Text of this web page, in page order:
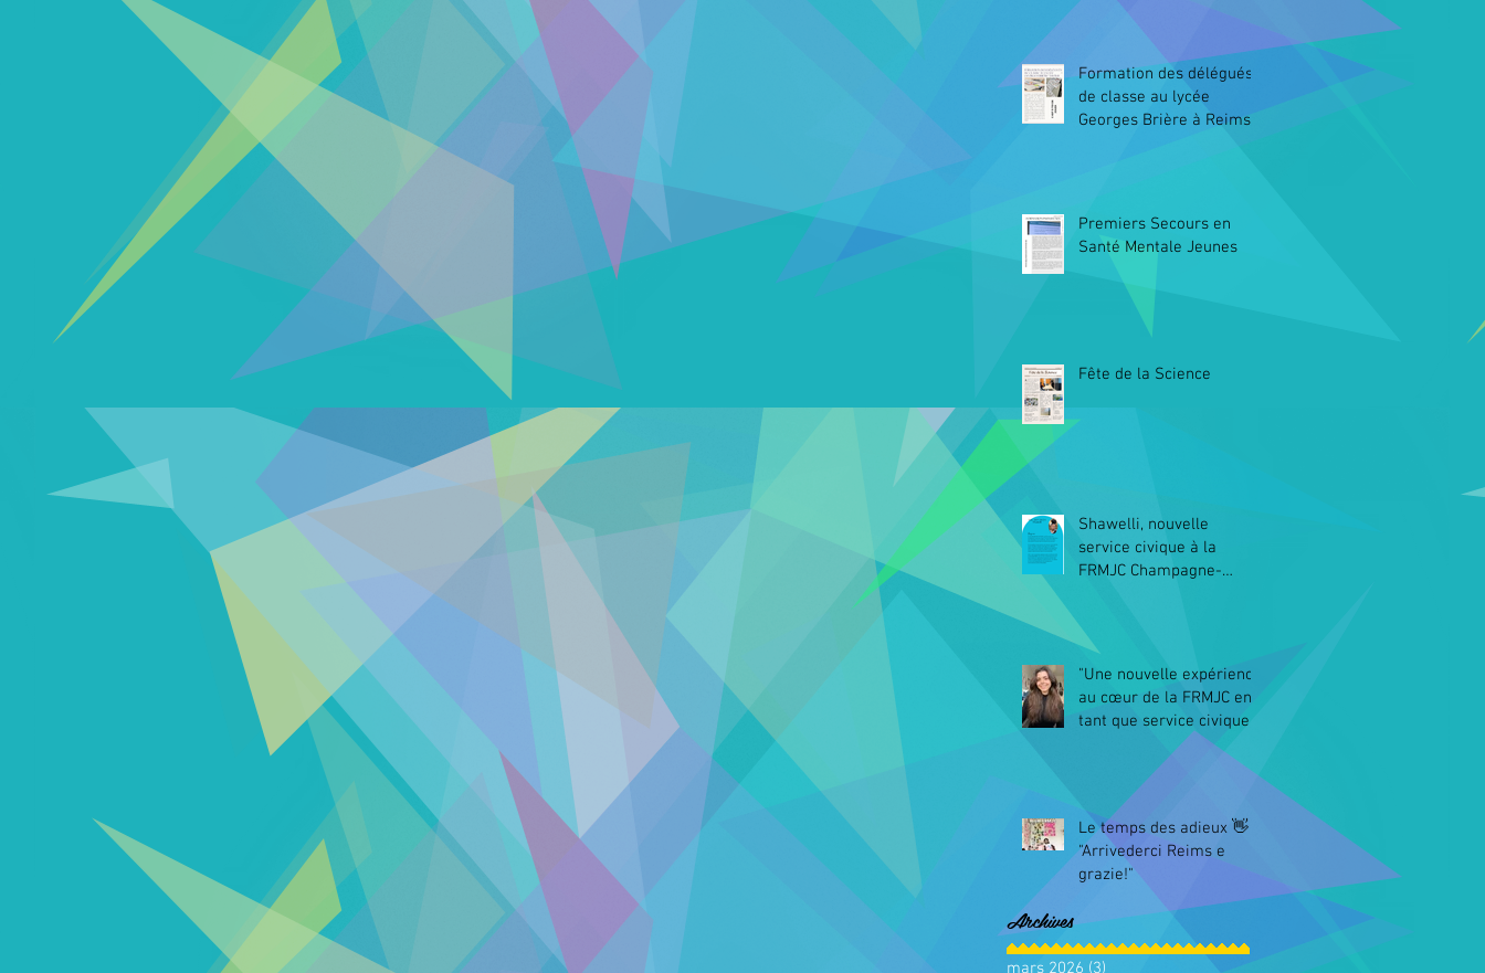
Formation des délégués
de classe au lycée
Georges Brière à Reims
Premiers Secours en
Santé Mentale Jeunes
Fête de la Science
Shawelli, nouvelle
service civique à la
FRMJC Champagne-
"Une nouvelle expérience
au cœur de la FRMJC en
tant que service civique"
Le temps des adieux 👋
"Arrivederci Reims e
grazie!"
Archives
mars 2026 (3)